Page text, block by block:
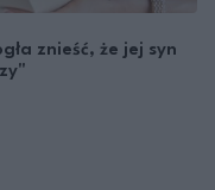
znieść, że jej syn